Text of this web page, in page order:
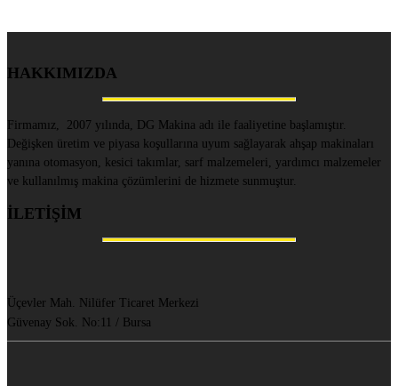
HAKKIMIZDA
Firmamız, 2007 yılında, DG Makina adı ile faaliyetine başlamıştır.
Değişken üretim ve piyasa koşullarına uyum sağlayarak ahşap makinaları
yanına otomasyon, kesici takımlar, sarf malzemeleri, yardımcı malzemeler
ve kullanılmış makina çözümlerini de hizmete sunmuştur.
İLETİŞİM
Üçevler Mah. Nilüfer Ticaret Merkezi
Güvenay Sok. No:11 / Bursa